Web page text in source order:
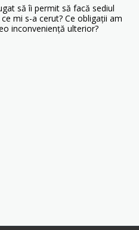
să îi permit să facă sediul
mi s-a cerut? Ce obligaţii am
inconveniență ulterior?